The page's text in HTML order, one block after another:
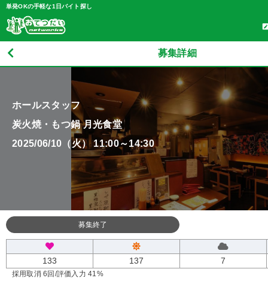
単発OKの手軽な1日バイト探し
募集詳細
ホールスタッフ
炭火焼・もつ鍋 月光食堂
2025/06/10（火） 11:00～14:30
募集終了
133 137 7
採用取消 6回 /評価入力 41%